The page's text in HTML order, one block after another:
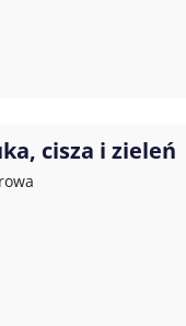
cisza i zieleń